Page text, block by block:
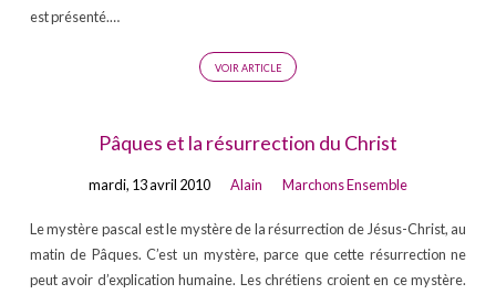
est présenté.…
VOIR ARTICLE
Pâques et la résurrection du Christ
mardi, 13 avril 2010 Alain Marchons Ensemble
Le mystère pascal est le mystère de la résurrection de Jésus-Christ, au
matin de Pâques. C’est un mystère, parce que cette résurrection ne
peut avoir d’explication humaine. Les chrétiens croient en ce mystère.